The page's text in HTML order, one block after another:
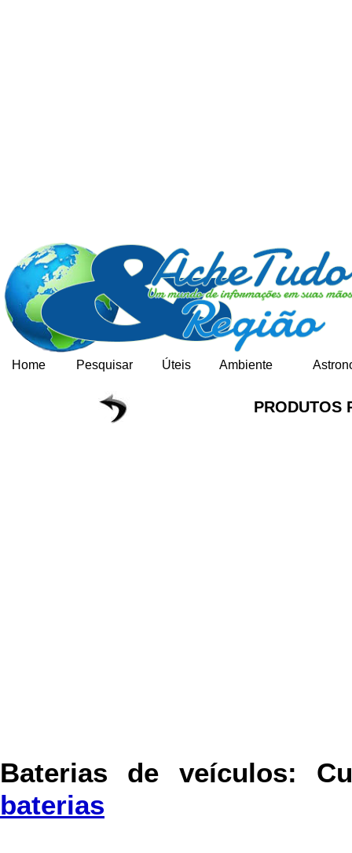
Home Pesquisar Úteis Ambiente
PRODUTOS
Baterias de veículos:
baterias